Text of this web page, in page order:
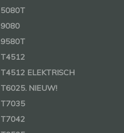
5080T
9580T
ELEKTRISCH
NIEUW!
T7035